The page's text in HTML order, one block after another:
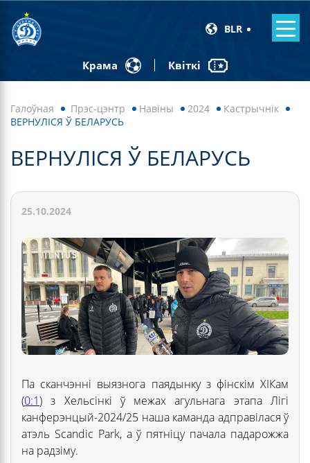
BLR
Крама Квіткі
Галоўная Прэс-цэнтр Навiны 2024
Кастрычнік
ВЕРНУЛІСЯ Ў БЕЛАРУСЬ
ВЕРНУЛІСЯ Ў БЕЛАРУСЬ
25.10.2024
Па сканчэнні выязнога паядынку з фінскім ХІКам
(0:1) з Хельсінкі ў межах агульнага этапа Лігі
канферэнцый-2024/25 наша каманда адправілася ў
атэль Scandic Park, а ў пятніцу пачала падарожжа
на радзіму.